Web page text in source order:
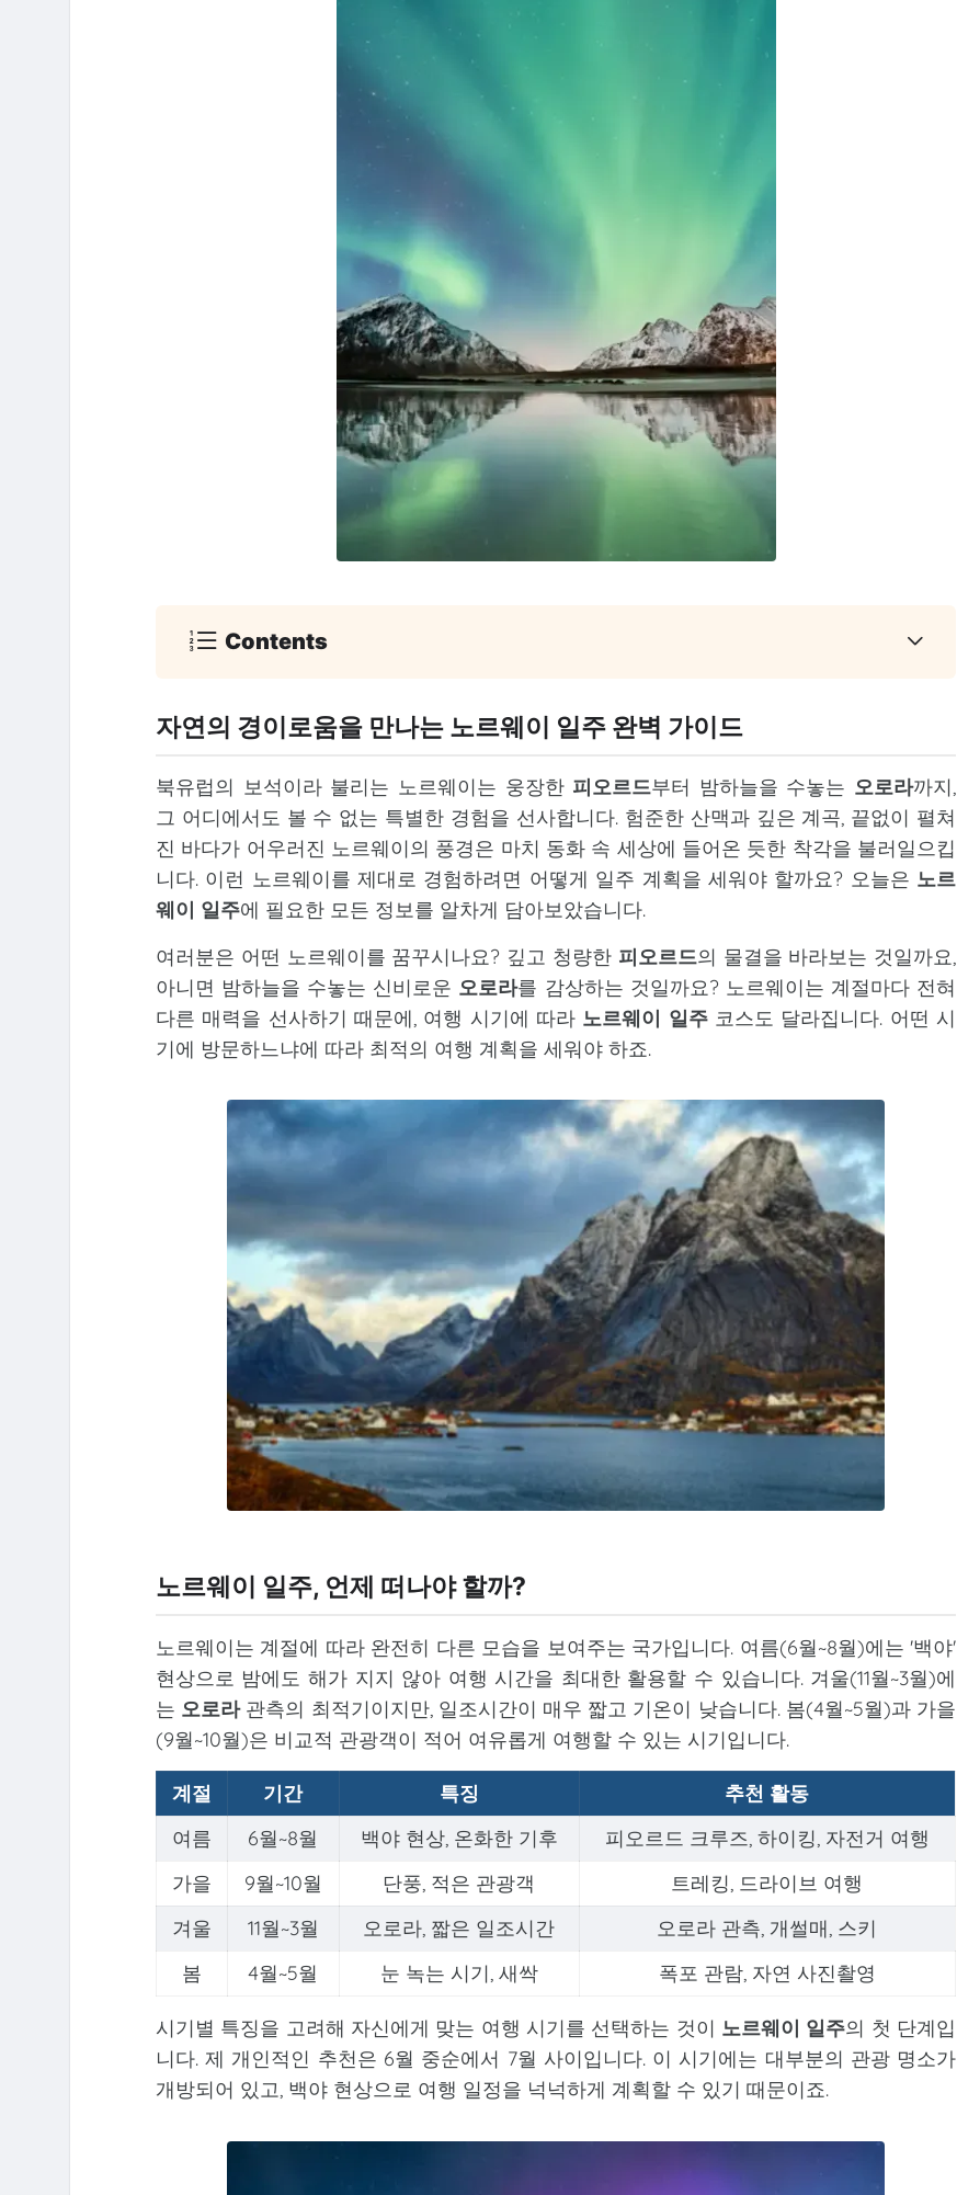
Contents
자연의 경이로움을 만나는 노르웨이 일주 완벽 가이드
북유럽의 보석이라 불리는 노르웨이는 웅장한 피오르드부터 밤하늘을 수놓는 오로라까지,
그 어디에서도 볼 수 없는 특별한 경험을 선사합니다. 험준한 산맥과 깊은 계곡, 끝없이 펼쳐
진 바다가 어우러진 노르웨이의 풍경은 마치 동화 속 세상에 들어온 듯한 착각을 불러일으킵
니다. 이런 노르웨이를 제대로 경험하려면 어떻게 일주 계획을 세워야 할까요? 오늘은 노르
웨이 일주에 필요한 모든 정보를 알차게 담아보았습니다.
여러분은 어떤 노르웨이를 꿈꾸시나요? 깊고 청량한 피오르드의 물결을 바라보는 것일까요,
아니면 밤하늘을 수놓는 신비로운 오로라를 감상하는 것일까요? 노르웨이는 계절마다 전혀
다른 매력을 선사하기 때문에, 여행 시기에 따라 노르웨이 일주코스도 달라집니다. 어떤 시
기에 방문하느냐에 따라 최적의 여행 계획을 세워야 하죠.
노르웨이 일주, 언제 떠나야 할까?
노르웨이는 계절에 따라 완전히 다른 모습을 보여주는 국가입니다. 여름(6월~8월)에는 '백야'
현상으로 밤에도 해가 지지 않아 여행 시간을 최대한 활용할 수 있습니다. 겨울(11월~3월)에
는 오로라관측의 최적기이지만, 일조시간이 매우 짧고 기온이 낮습니다. 봄(4월~5월)과 가을
(9월~10월)은 비교적 관광객이 적어 여유롭게 여행할 수 있는 시기입니다.
계절 기간 특징
추천 활동
여름
6월~8월 백야 현상, 온화한 기후
피오르드 크루즈, 하이킹, 자전거 여행
가을
9월~10월 단풍, 적은 관광객
트레킹, 드라이브 여행
겨울
11월~3월 오로라, 짧은 일조시간
오로라 관측, 개썰매, 스키
봄
4월~5월 눈 녹는 시기, 새싹 폭포 관람, 자연 사진촬영
시기별 특징을 고려해 자신에게 맞는 여행 시기를 선택하는 것이 노르웨이 일주의 첫 단계입
니다. 제 개인적인 추천은 6월 중순에서 7월 사이입니다. 이 시기에는 대부분의 관광 명소가
개방되어 있고, 백야 현상으로 여행 일정을 넉넉하게 계획할 수 있기 때문이죠.